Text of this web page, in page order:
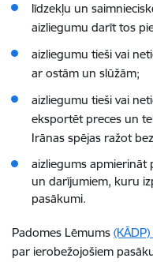
līdzekļu un
aizliegumu darīt tos
aizliegumu tieši vai
ar ostām un slūžām;
aizliegumu tieši vai
eksportēt preces un
Irānas spējas ražot
aizliegums apmierināt
un darījumiem, kuru
pasākumi.
Padomes Lēmums
par ierobežojošiem